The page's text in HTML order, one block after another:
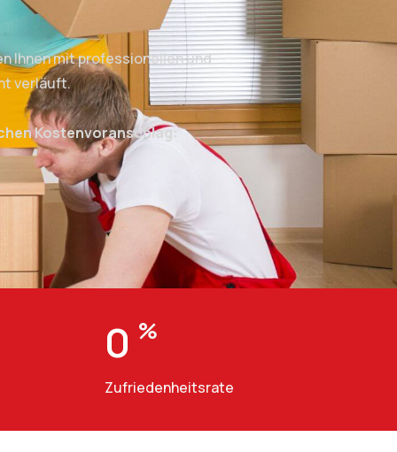
Ihnen mit professionellen und
verläuft.
Kostenvoranschlag:
0 %
Zufriedenheitsrate